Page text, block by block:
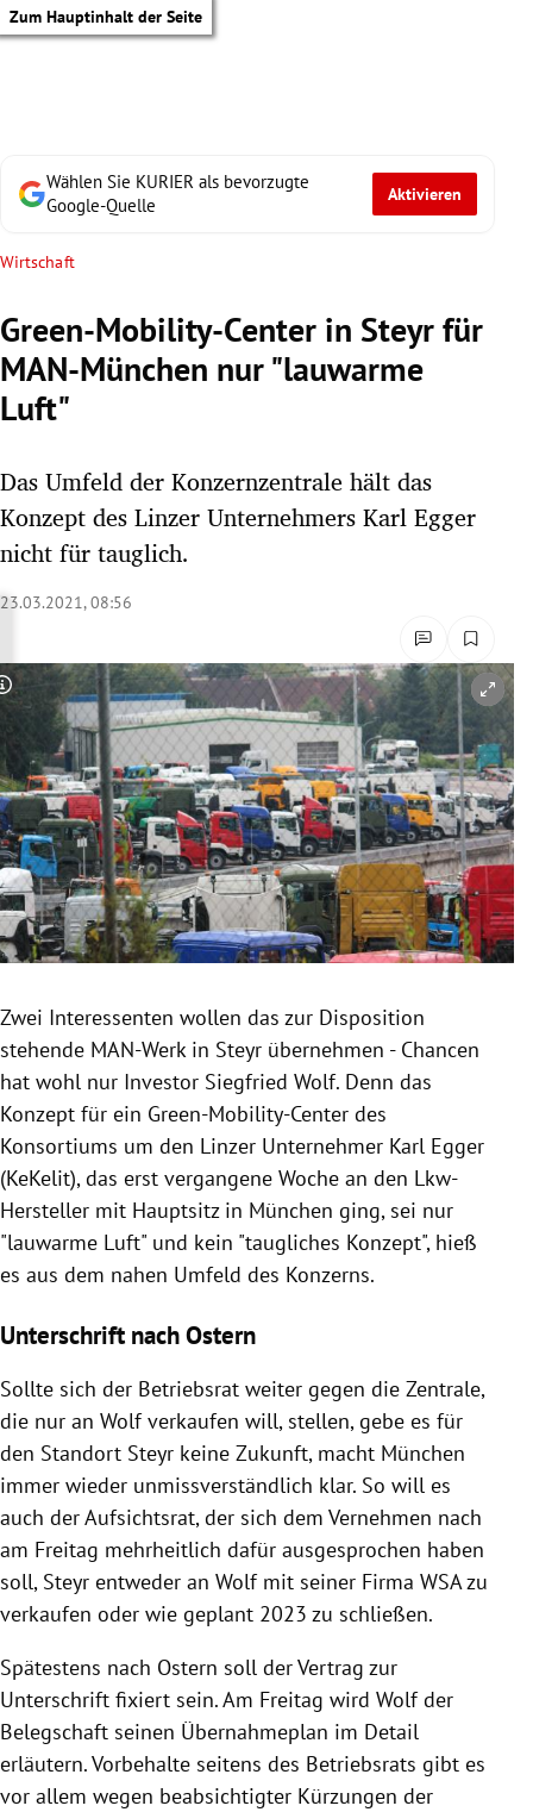
Zum Hauptinhalt der Seite
Untermenü
Untermenü
Untermenü
Untermenü
Untermenü
Untermenü
Untermenü
Untermenü
Untermenü
Wählen Sie KURIER als bevorzugte
Google-Quelle
Aktivieren
Wirtschaft
Green-Mobility-Center in Steyr für
MAN-München nur "lauwarme
Luft"
Das Umfeld der Konzernzentrale hält das
Konzept des Linzer Unternehmers Karl Egger
nicht für tauglich.
23.03.2021, 08:56
Copyright-Hinweis öffnen/schließen
Zwei Interessenten wollen das zur Disposition
stehende MAN-Werk in Steyr übernehmen - Chancen
hat wohl nur Investor Siegfried Wolf. Denn das
Konzept für ein Green-Mobility-Center des
Konsortiums um den Linzer Unternehmer Karl Egger
(KeKelit), das erst vergangene Woche an den Lkw-
Hersteller mit Hauptsitz in München ging, sei nur
"lauwarme Luft" und kein "taugliches Konzept", hieß
es aus dem nahen Umfeld des Konzerns.
Unterschrift nach Ostern
Sollte sich der Betriebsrat weiter gegen die Zentrale,
die nur an Wolf verkaufen will, stellen, gebe es für
den Standort Steyr keine Zukunft, macht München
immer wieder unmissverständlich klar. So will es
auch der Aufsichtsrat, der sich dem Vernehmen nach
am Freitag mehrheitlich dafür ausgesprochen haben
soll, Steyr entweder an Wolf mit seiner Firma WSA zu
verkaufen oder wie geplant 2023 zu schließen.
Spätestens nach Ostern soll der Vertrag zur
Unterschrift fixiert sein. Am Freitag wird Wolf der
Belegschaft seinen Übernahmeplan im Detail
erläutern. Vorbehalte seitens des Betriebsrats gibt es
vor allem wegen beabsichtigter Kürzungen der